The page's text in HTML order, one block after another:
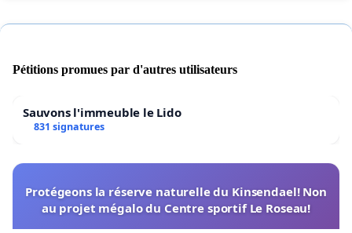
Pétitions promues par d'autres utilisateurs
Sauvons l'immeuble le Lido
831 signatures
Protégeons la réserve naturelle du Kinsendael! Non
au projet mégalo du Centre sportif Le Roseau!